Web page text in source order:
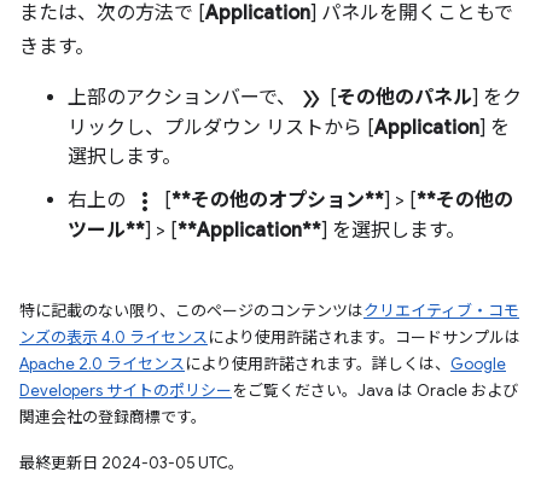
または、次の方法で [Application] パネルを開くこともで
きます。
上部のアクションバーで、 double_arrow [その他のパネル] をク
リックし、プルダウン リストから [Application] を
選択します。
右上の
more_vert [**その他のオプション**] > [**その他の
ツール**] > [**Application**] を選択します。
特に記載のない限り、このページのコンテンツはクリエイティブ・コモ
ンズの表示 4.0 ライセンスにより使用許諾されます。コードサンプルは
Apache 2.0 ライセンスにより使用許諾されます。詳しくは、 Google
Developers サイトのポリシーをご覧ください。Java は Oracle および
関連会社の登録商標です。
最終更新日 2024-03-05 UTC。